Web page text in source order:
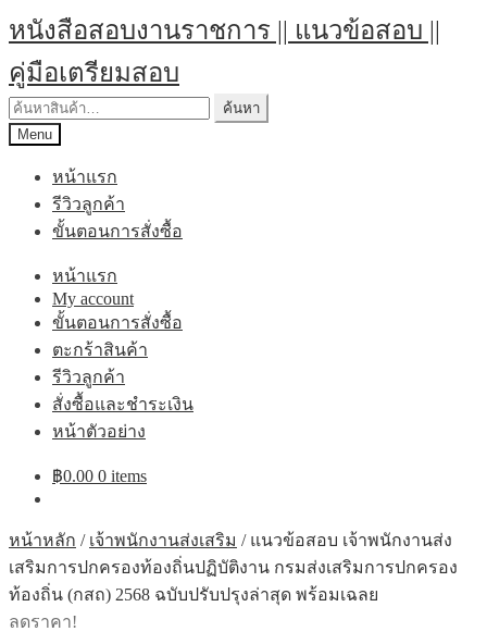
หนังสือสอบงานราชการ || แนวข้อสอบ ||
คู่มือเตรียมสอบ
ค้นหา
Menu
หน้าแรก
รีวิวลูกค้า
ขั้นตอนการสั่งซื้อ
หน้าแรก
My account
ขั้นตอนการสั่งซื้อ
ตะกร้าสินค้า
รีวิวลูกค้า
สั่งซื้อและชำระเงิน
หน้าตัวอย่าง
฿0.00 0 items
หน้าหลัก / เจ้าพนักงานส่งเสริม / แนวข้อสอบ เจ้าพนักงานส่ง
เสริมการปกครองท้องถิ่นปฏิบัติงาน กรมส่งเสริมการปกครอง
ท้องถิ่น (กสถ) 2568 ฉบับปรับปรุงล่าสุด พร้อมเฉลย
ลดราคา!